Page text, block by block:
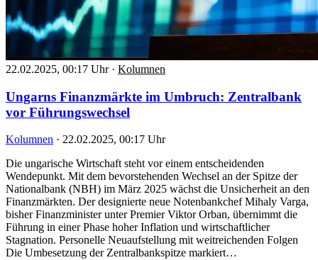
22.02.2025, 00:17 Uhr · Kolumnen
Ungarns Finanzmärkte im Umbruch: Zentralbank
vor Führungswechsel
Kolumnen · 22.02.2025, 00:17 Uhr
Die ungarische Wirtschaft steht vor einem entscheidenden
Wendepunkt. Mit dem bevorstehenden Wechsel an der Spitze der
Nationalbank (NBH) im März 2025 wächst die Unsicherheit an den
Finanzmärkten. Der designierte neue Notenbankchef Mihaly Varga,
bisher Finanzminister unter Premier Viktor Orban, übernimmt die
Führung in einer Phase hoher Inflation und wirtschaftlicher
Stagnation. Personelle Neuaufstellung mit weitreichenden Folgen
Die Umbesetzung der Zentralbankspitze markiert…